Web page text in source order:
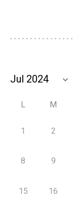
L M
1 2
8 9
15 16